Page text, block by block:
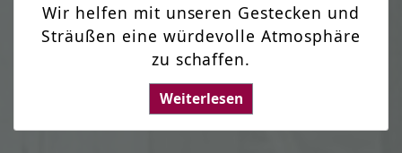
Wir helfen mit unseren Gestecken und
Sträußen eine würdevolle Atmosphäre
zu schaffen.
Weiterlesen